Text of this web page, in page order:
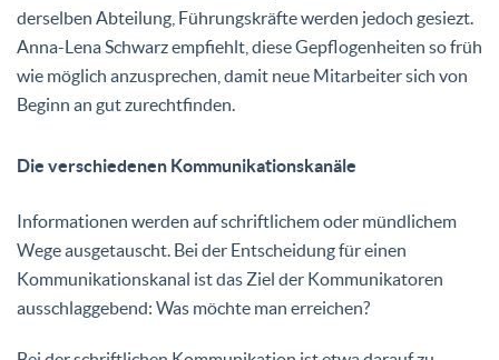
derselben Abteilung, Führungskräfte werden jedoch gesiezt.
Anna-Lena Schwarz empfiehlt, diese Gepflogenheiten so früh
wie möglich anzusprechen, damit neue Mitarbeiter sich von
Beginn an gut zurechtfinden.
Die verschiedenen Kommunikationskanäle
Informationen werden auf schriftlichem oder mündlichem
Wege ausgetauscht. Bei der Entscheidung für einen
Kommunikationskanal ist das Ziel der Kommunikatoren
ausschlaggebend: Was möchte man erreichen?